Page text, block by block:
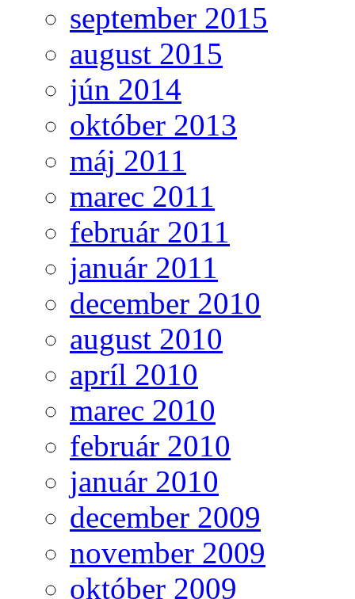
september 2015
august 2015
jún 2014
október 2013
máj 2011
marec 2011
február 2011
január 2011
december 2010
august 2010
apríl 2010
marec 2010
február 2010
január 2010
december 2009
november 2009
október 2009